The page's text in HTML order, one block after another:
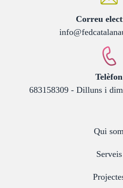
Correu
Telèfon
683158309 - Dilluns i
Qui som
Serveis